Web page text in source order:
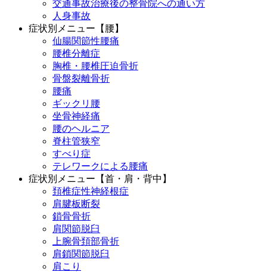
交通事故治療後の整骨院への通い方
人身事故
症状別メニュー【腰】
仙腸関節性腰痛
腰椎分離症
胸椎・腰椎圧迫骨折
骨盤裂離骨折
腰痛
ギックリ腰
坐骨神経痛
腰のヘルニア
脊柱管狭窄
すべり症
テレワークによる腰痛
症状別メニュー【首・肩・背中】
頚椎症性神経根症
肩腱板断裂
鎖骨骨折
肩関節脱臼
上腕骨頚部骨折
肩鎖関節脱臼
肩こり